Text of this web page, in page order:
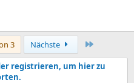
3 Nächste
registrieren, um hier zu